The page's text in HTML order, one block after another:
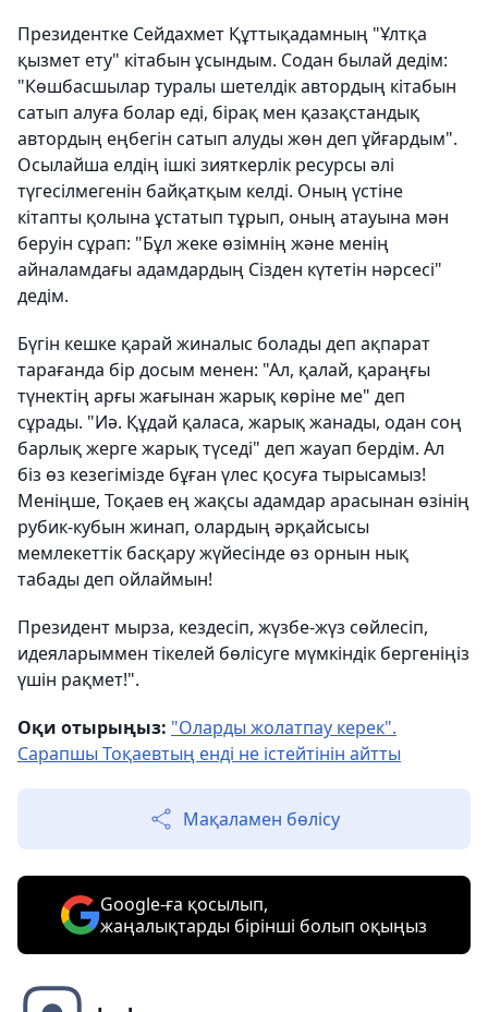
Президентке Сейдахмет Құттықадамның "Ұлтқа
қызмет ету" кітабын ұсындым. Содан былай дедім:
"Көшбасшылар туралы шетелдік автордың кітабын
сатып алуға болар еді, бірақ мен қазақстандық
автордың еңбегін сатып алуды жөн деп ұйғардым".
Осылайша елдің ішкі зияткерлік ресурсы әлі
түгесілмегенін байқатқым келді. Оның үстіне
кітапты қолына ұстатып тұрып, оның атауына мән
беруін сұрап: "Бұл жеке өзімнің және менің
айналамдағы адамдардың Сізден күтетін нәрсесі"
дедім.
Бүгін кешке қарай жиналыс болады деп ақпарат
тарағанда бір досым менен: "Ал, қалай, қараңғы
түнектің арғы жағынан жарық көріне ме" деп
сұрады. "Иә. Құдай қаласа, жарық жанады, одан соң
барлық жерге жарық түседі" деп жауап бердім. Ал
біз өз кезегімізде бұған үлес қосуға тырысамыз!
Меніңше, Тоқаев ең жақсы адамдар арасынан өзінің
рубик-кубын жинап, олардың әрқайсысы
мемлекеттік басқару жүйесінде өз орнын нық
табады деп ойлаймын!
Президент мырза, кездесіп, жүзбе-жүз сөйлесіп,
идеяларыммен тікелей бөлісуге мүмкіндік бергеніңіз
үшін рақмет!".
Оқи отырыңыз: "Оларды жолатпау керек".
Сарапшы Тоқаевтың енді не істейтінін айтты
Мақаламен бөлісу
Google-ға қосылып,
жаңалықтарды бірінші болып оқыңыз